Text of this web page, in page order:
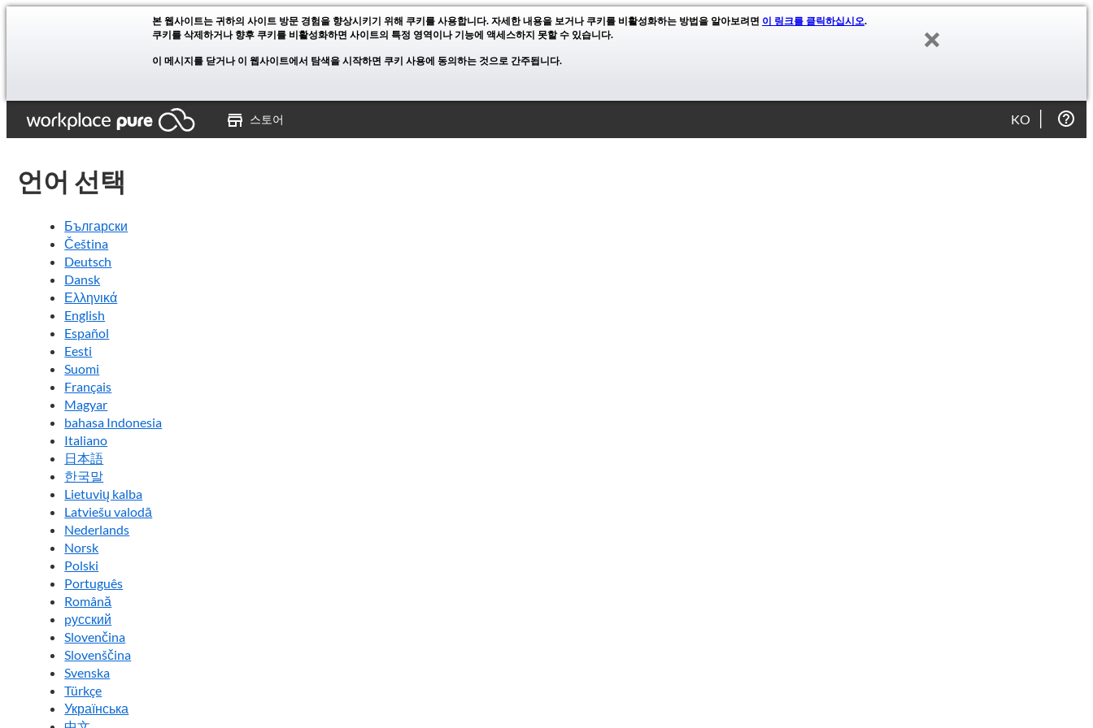
본 웹사이트는 귀하의 사이트 방문 경험을 향상시키기 위해 쿠키를 사용합니다. 자세한 내용을 보거나 쿠키를 비활성화하는 방법을 알아보려면 이 링크를 클릭하십시오.
쿠키를 삭제하거나 향후 쿠키를 비활성화하면 사이트의 특정 영역이나 기능에 액세스하지 못할 수 있습니다.
이 메시지를 닫거나 이 웹사이트에서 탐색을 시작하면 쿠키 사용에 동의하는 것으로 간주됩니다.
스토어 KO
언어 선택
Български
Čeština
Deutsch
Dansk
Ελληνικά
English
Español
Eesti
Suomi
Français
Magyar
bahasa Indonesia
Italiano
日本語
한국말
Lietuvių kalba
Latviešu valodā
Nederlands
Norsk
Polski
Português
Română
pусский
Slovenčina
Slovenščina
Svenska
Türkçe
Українська